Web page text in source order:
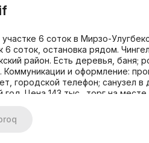
6 соток в Мирзо-
6 соток, остановка рядом.
район. Есть деревья, баня;
Коммуникации и оформление:
городской телефон; санузел
год. Цена 143 тыс., торг на